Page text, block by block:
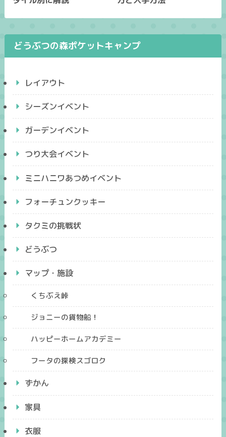
どうぶつの森ポケットキャンプ
レイアウト
シーズンイベント
ガーデンイベント
つり大会イベント
ミニハニワあつめイベント
フォーチュンクッキー
タクミの挑戦状
どうぶつ
マップ・施設
くちぶえ峠
ジョニーの貨物船！
ハッピーホームアカデミー
フータの探検スゴロク
ずかん
家具
衣服